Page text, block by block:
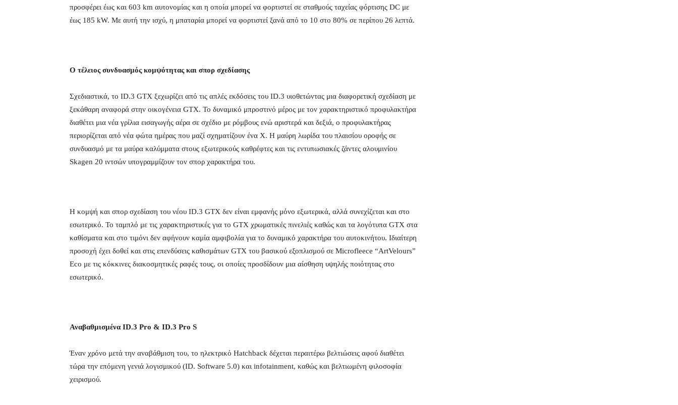
προσφέρει έως και 603 km αυτονομίας και η οποία μπορεί να φορτιστεί σε σταθμούς ταχείας φόρτισης DC με
έως 185 kW. Με αυτή την ισχύ, η μπαταρία μπορεί να φορτιστεί ξανά από το 10 στο 80% σε περίπου 26 λεπτά.
O τέλειος συνδυασμός κομψότητας και σπορ σχεδίασης
Σχεδιαστικά, το ID.3 GTX ξεχωρίζει από τις απλές εκδόσεις του ID.3 υιοθετώντας μια διαφορετική σχεδίαση με
ξεκάθαρη αναφορά στην οικογένεια GTX. Το δυναμικό μπροστινό μέρος με τον χαρακτηριστικό προφυλακτήρα
διαθέτει μια νέα γρίλια εισαγωγής αέρα σε σχέδιο με ρόμβους ενώ αριστερά και δεξιά, ο προφυλακτήρας
περιορίζεται από νέα φώτα ημέρας που μαζί σχηματίζουν ένα X. Η μαύρη λωρίδα του πλαισίου οροφής σε
συνδυασμό με τα μαύρα καλύμματα στους εξωτερικούς καθρέφτες και τις εντυπωσιακές ζάντες αλουμινίου
Skagen 20 ιντσών υπογραμμίζουν τον σπορ χαρακτήρα του.
Η κομψή και σπορ σχεδίαση του νέου ID.3 GTX δεν είναι εμφανής μόνο εξωτερικά, αλλά συνεχίζεται και στο
εσωτερικό. Το ταμπλό με τις χαρακτηριστικές για το GTX χρωματικές πινελιές καθώς και τα λογότυπα GTX στα
καθίσματα και στο τιμόνι δεν αφήνουν καμία αμφιβολία για το δυναμικό χαρακτήρα του αυτοκινήτου. Ιδιαίτερη
προσοχή έχει δοθεί και στις επενδύσεις καθισμάτων GTX του βασικού εξοπλισμού σε Microfleece “ArtVelours”
Eco με τις κόκκινες διακοσμητικές ραφές τους, οι οποίες προσδίδουν μια αίσθηση υψηλής ποιότητας στο
εσωτερικό.
Αναβαθμισμένα ID.3 Pro & ID.3 Pro S
Έναν χρόνο μετά την αναβάθμιση του, το ηλεκτρικό Hatchback δέχεται περαιτέρω βελτιώσεις αφού διαθέτει
τώρα την επόμενη γενιά λογισμικού (ID. Software 5.0) και infotainment, καθώς και βελτιωμένη φιλοσοφία
χειρισμού.